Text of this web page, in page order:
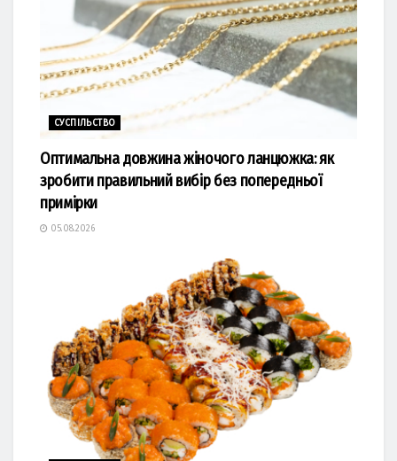
СУСПІЛЬСТВО
Оптимальна довжина жіночого ланцюжка: як
зробити правильний вибір без попередньої
примірки
05.08.2026